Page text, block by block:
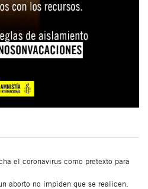
el coronavirus como pretexto para
aborto no impiden que se realicen.